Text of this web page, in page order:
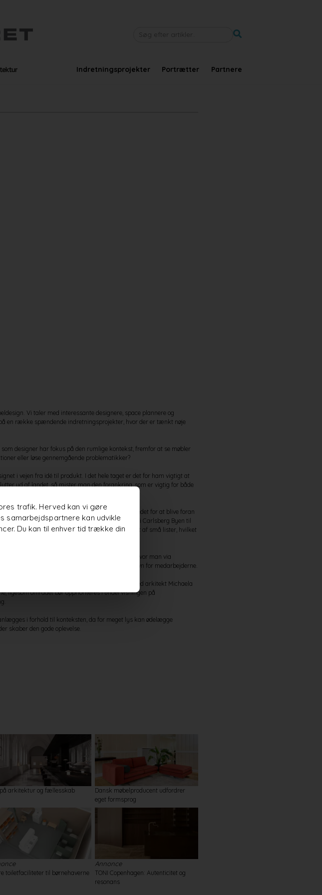
Indretningsprojekter Portrætter Partnere
Vi taler med interessante designere, space plannere og
en række spændende indretningsprojekter, hvor der er tænkt nøje
designer har fokus på den rumlige kontekst, fremfor at se møbler
eller løse gennemgående problematikker?
i vejen fra idé til produkt. I det hele taget er det for ham vigtigt at
ud af landet, så mister man den forankring, som er vigtig for både
vigtigheden ved at komme ud i bygningen i stedet for at blive foran
parter. I transformationen af Kedelhuset i Carlsberg Byen til
beklædt loftet med mineraluld dækket af små lister, hvilket
arbejde på konsulenthuset Prokuras kontor, hvor man via
belysning og akustik er blevet optimeret til gavn for medarbejderne.
alle problemer med det blotte øje. Vi har talt med arkitekt Michaela
ligesom området bør opprioriteres i undervisningen på
i forhold til konteksten, da for meget lys kan ødelægge
skaber den gode oplevelse.
arkitektur og fællesskab
Dansk møbelproducent udfordrer
eget formsprog
toiletfaciliteter til børnehaverne
Annonce
TONI Copenhagen: Autenticitet og
resonans
trafik. Herved kan vi gøre
samarbejdspartnere kan udvikle
Du kan til enhver tid trække din